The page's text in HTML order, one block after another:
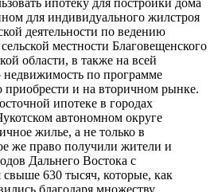
для индивидуального жилстроя
деятельности по ведению
местности Благовещенского
области, в также на всей
по программе
и на вторичном рынке.
ипотеке в городах
автономном округе
жилье, а не только в
же право получили жители и
Дальнего Востока с
630 тысяч, которые, как
благодаря множеству